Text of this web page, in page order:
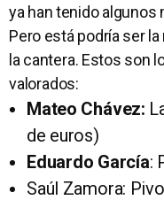
ya han tenido algunos
Pero está podría ser
la cantera. Estos son
valorados:
Mateo Chávez:
de euros)
Eduardo García:
Saúl Zamora: